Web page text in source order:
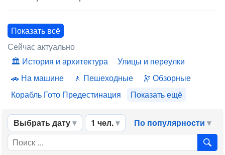
Показать всё
Сейчас актуально
История и архитектура
Улицы и переулки
На машине
Пешеходные
Обзорные
Корабль Гото Предестинация
Показать ещё
Выбрать дату 1 чел. По популярности